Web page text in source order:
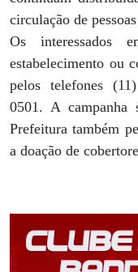
circulação de
Os interessados
estabelecimento ou
pelos telefones
0501. A
Prefeitura também
a doação de